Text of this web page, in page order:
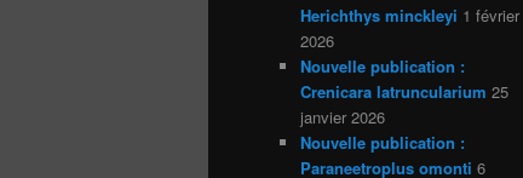
Herichthys minckleyi 1 février
2026
Nouvelle publication :
Crenicara latruncularium 25
janvier 2026
Nouvelle publication :
Paraneetroplus omonti 6